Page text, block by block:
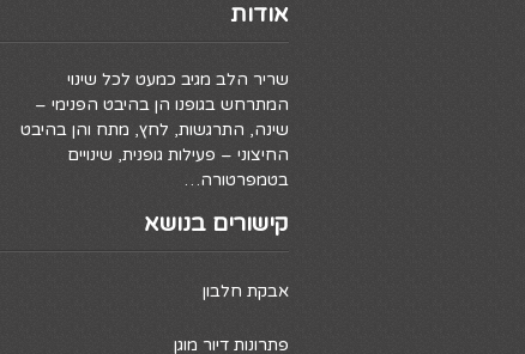
אודות
שריר הלב מגיב כמעט לכל שינוי
המתרחש בגופנו הן בהיבט הפנימי –
שינה, התרגשות, לחץ, מתח והן בהיבט
החיצוני – פעילות גופנית, שינויים
בטמפרטורה…
קישורים בנושא
אבקת חלבון
פתרונות דיור מוגן